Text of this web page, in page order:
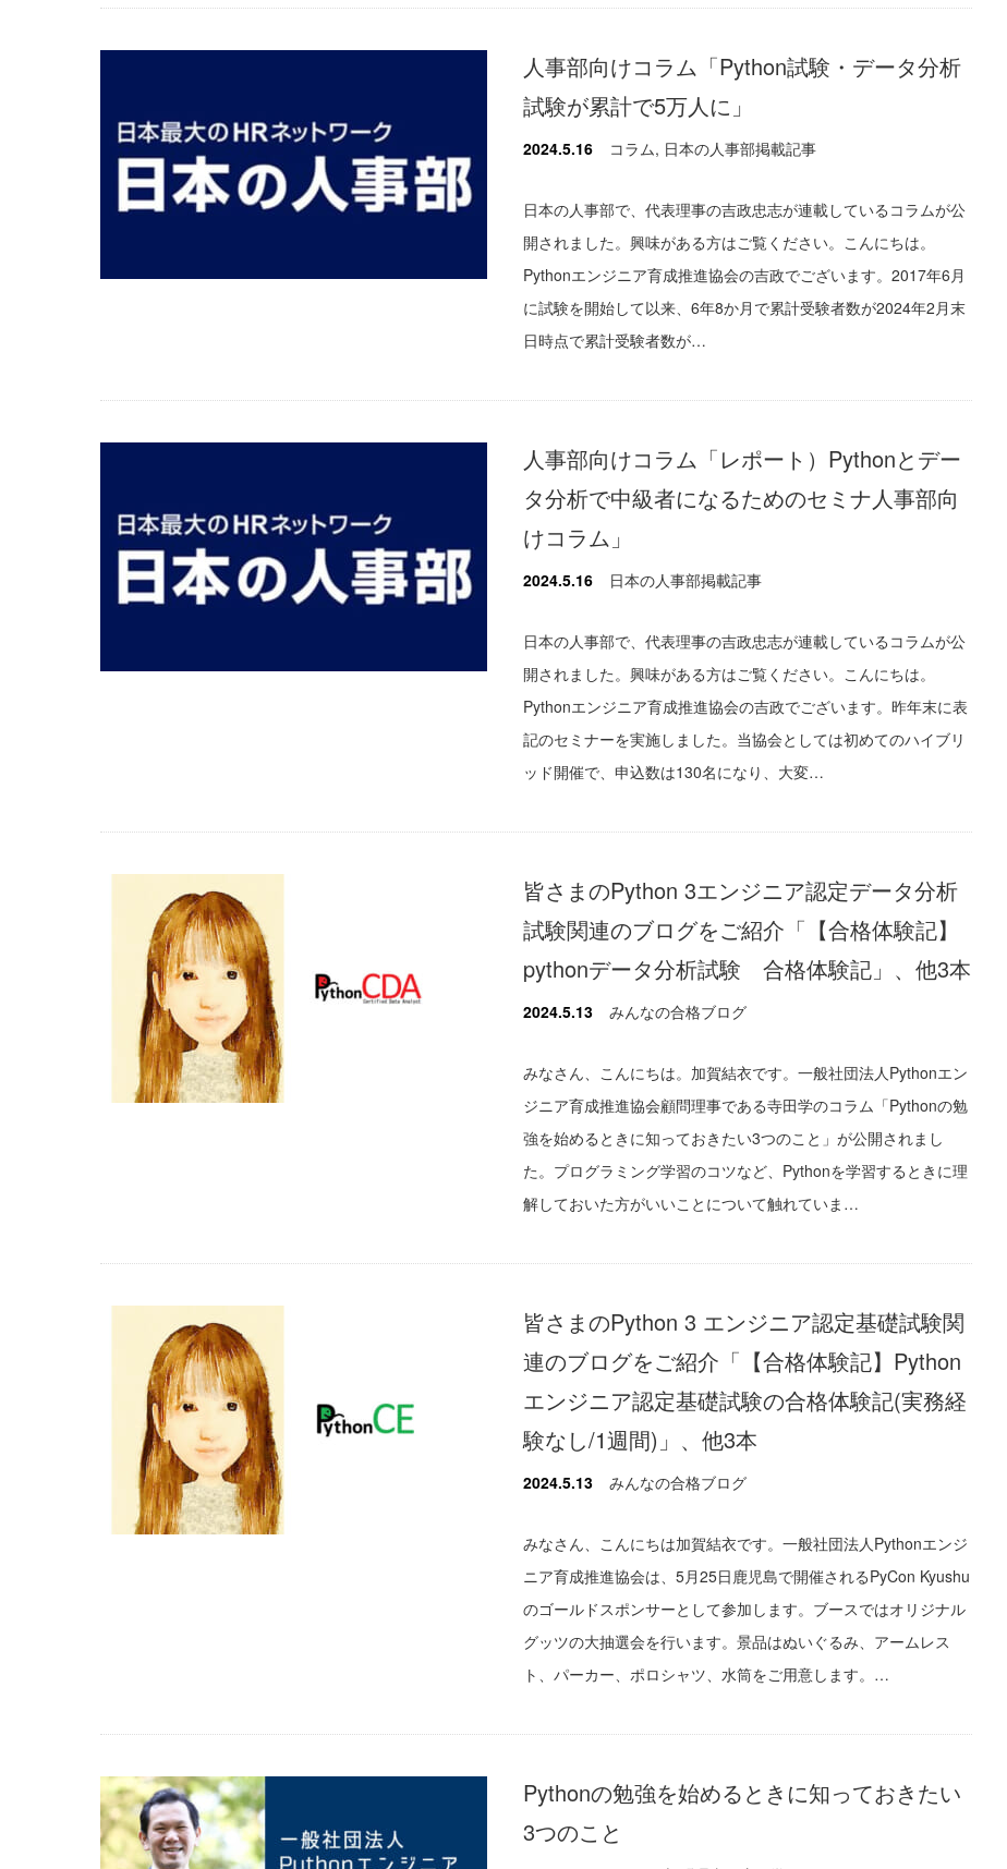
人事部向けコラム「Python試験・データ分析
試験が累計で5万人に」
2024.5.16 コラム, 日本の人事部掲載記事
日本の人事部で、代表理事の吉政忠志が連載しているコラムが公
開されました。興味がある方はご覧ください。こんにちは。
Pythonエンジニア育成推進協会の吉政でございます。2017年6月
に試験を開始して以来、6年8か月で累計受験者数が2024年2月末
日時点で累計受験者数が…
人事部向けコラム「レポート）Pythonとデー
タ分析で中級者になるためのセミナ人事部向
けコラム」
2024.5.16 日本の人事部掲載記事
日本の人事部で、代表理事の吉政忠志が連載しているコラムが公
開されました。興味がある方はご覧ください。こんにちは。
Pythonエンジニア育成推進協会の吉政でございます。昨年末に表
記のセミナーを実施しました。当協会としては初めてのハイブリ
ッド開催で、申込数は130名になり、大変…
皆さまのPython 3エンジニア認定データ分析
試験関連のブログをご紹介「【合格体験記】
pythonデータ分析試験 合格体験記」、他3本
2024.5.13 みんなの合格ブログ
みなさん、こんにちは。加賀結衣です。一般社団法人Pythonエン
ジニア育成推進協会顧問理事である寺田学のコラム「Pythonの勉
強を始めるときに知っておきたい3つのこと」が公開されまし
た。プログラミング学習のコツなど、Pythonを学習するときに理
解しておいた方がいいことについて触れていま…
皆さまのPython 3 エンジニア認定基礎試験関
連のブログをご紹介「【合格体験記】Python
エンジニア認定基礎試験の合格体験記(実務経
験なし/1週間)」、他3本
2024.5.13 みんなの合格ブログ
みなさん、こんにちは加賀結衣です。一般社団法人Pythonエンジ
ニア育成推進協会は、5月25日鹿児島で開催されるPyCon Kyushu
のゴールドスポンサーとして参加します。ブースではオリジナル
グッツの大抽選会を行います。景品はぬいぐるみ、アームレス
ト、パーカー、ポロシャツ、水筒をご用意します。…
Pythonの勉強を始めるときに知っておきたい
3つのこと